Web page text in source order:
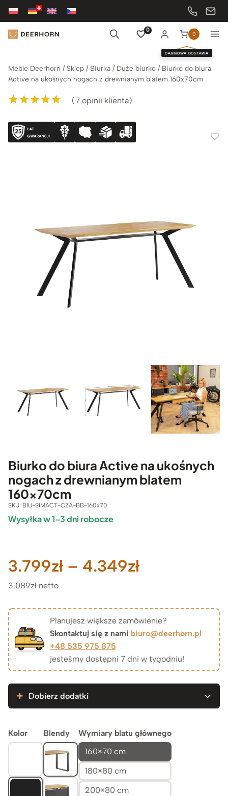
Przejdź
treści
0
0
DARMOWA DOSTAWA
Meble Deerhorn / Sklep / Biurka / Duże biurko / Biurko do biura
Active na ukośnych nogach z drewnianym blatem 160x70cm
5.00na 5 na
podstawie
ocen klientów
(7 opinii klienta)
Biurko do biura Active na ukośnych
nogach z drewnianym blatem
160x70cm
SKU: BIU-SIMACT-CZA-BB-160x70
Wysyłka w 1–3 dni robocze
3.799zł – 4.349złZakres
od
3.799zł
do
3.089zł netto
Planujesz większe zamówienie?
Skontaktuj się z nami biuro@deerhorn.pl
+48 535 975 875
jesteśmy dostępni 7 dni w tygodniu!
Dobierz dodatki
Kolor Blendy
Wymiary blatu głównego
160×70 cm
180×80 cm
200×80 cm